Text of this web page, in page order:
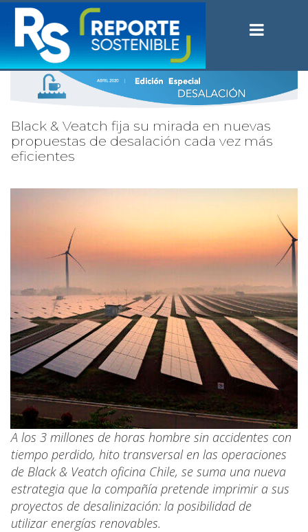
Black & Veatch fija su mirada en nuevas
propuestas de desalación cada vez más
eficientes
A los 3 millones de horas hombre sin accidentes con
tiempo perdido, hito transversal en las operaciones
de Black & Veatch oficina Chile, se suma una nueva
estrategia que la compañía pretende imprimir a sus
proyectos de desalinización: la posibilidad de
utilizar energías renovables.